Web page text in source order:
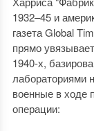
1932–45 и
газета Global
прямо
1940-х,
лабораториями
военные в ходе
операции: